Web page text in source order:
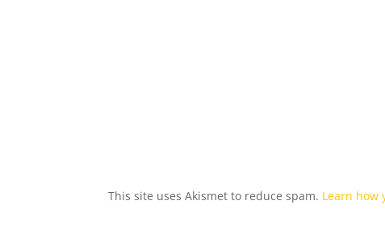
This site uses Akismet to reduce spam. Learn how